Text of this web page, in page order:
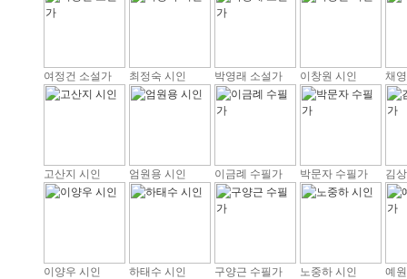
여정건 소설가 최정숙 시인 박영래 소설가 이창원 시인 채
고산지 시인 엄원용 시인 이금례 수필가 박문자 수필가 김
이양우 시인 하태수 시인 구양근 수필가 노중하 시인 예